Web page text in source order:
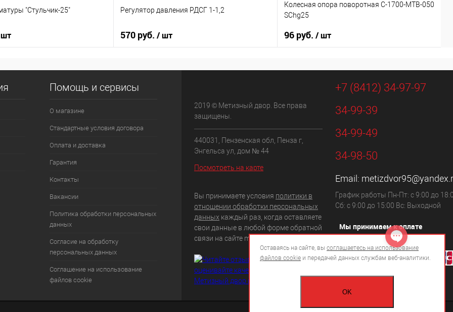
"Стульчик-25" Регулятор давления РДСГ 1-1,2
570 руб. / шт
Колесная опора поворотная С-1700-МТВ-050
SChg25
96 руб. / шт
Помощь и сервисы
О магазине
Стандартные условия договора
Оплата и доставка
Гарантия
Контакты
Вакансии
Политика обработки персональных
данных
Согласие на обработку
персональных данных
Соглашение на использование
файлов cookie
2019 © Метизный двор. Все права
защищены.
440031, Пензенская обл, Пенза г,
Энгельса ул, дом № 44
Посмотреть на карте
Вы принимаете условия политики в
отношении обработки персональных
данных каждый раз, когда оставляете
свои данные в любой форме обратной
связи на сайте metizdvor.com
+7 (8412) 34-97-97
34-99-39
34-99-49
34-98-50
Email:
График работы Пн-Пт: с 9:00 до
Сб: с 9:00 до 15:00 Вс: Выходной
Мы принимаем к оплате
Оставаясь на сайте, вы соглашаетесь на использование
файлов cookie и передачей данных службам веб-аналитики.
OK